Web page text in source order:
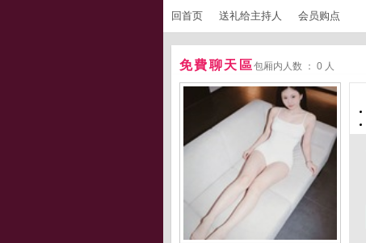
回首页 送礼给主持人 会员购点
免費聊天區包厢内人数 ： 0 人